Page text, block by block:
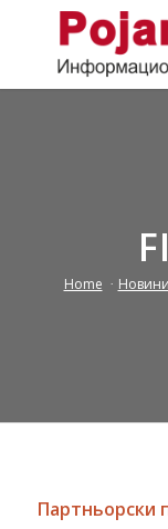
Home / Новини
Партньорски